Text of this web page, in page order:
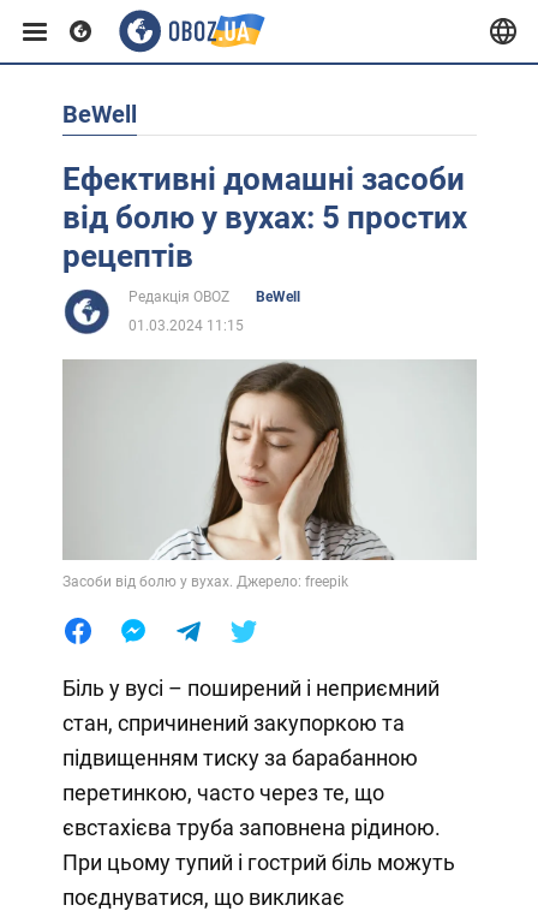
Європа
США
Африка
BeWell
Ефективні домашні засоби
від болю у вухах: 5 простих
рецептів
Редакція OBOZ
BeWell
01.03.2024 11:15
Засоби від болю у вухах. Джерело: freepik
Біль у вусі – поширений і неприємний
стан, спричинений закупоркою та
підвищенням тиску за барабанною
перетинкою, часто через те, що
євстахієва труба заповнена рідиною.
При цьому тупий і гострий біль можуть
поєднуватися, що викликає